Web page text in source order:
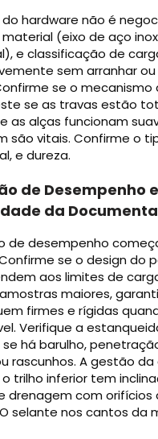
hardware não é
(eixo de aço
e classificação de
sem arranhar
se o mecanismo
se as travas estão
as alças funcionam
são vitais. Confirme o
e dureza.
de Desempenho e
da
de desempenho
se o design do
aos limites de
maiores,
firmes e rígidas
Verifique a
há barulho,
rascunhos. A gestão
trilho inferior tem
drenagem com orifícios
selante nos cantos da